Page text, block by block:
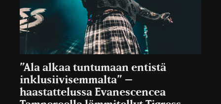
”Ala alkaa tuntumaan entistä
inklusiivisemmalta” –
haastattelussa Evanescencea